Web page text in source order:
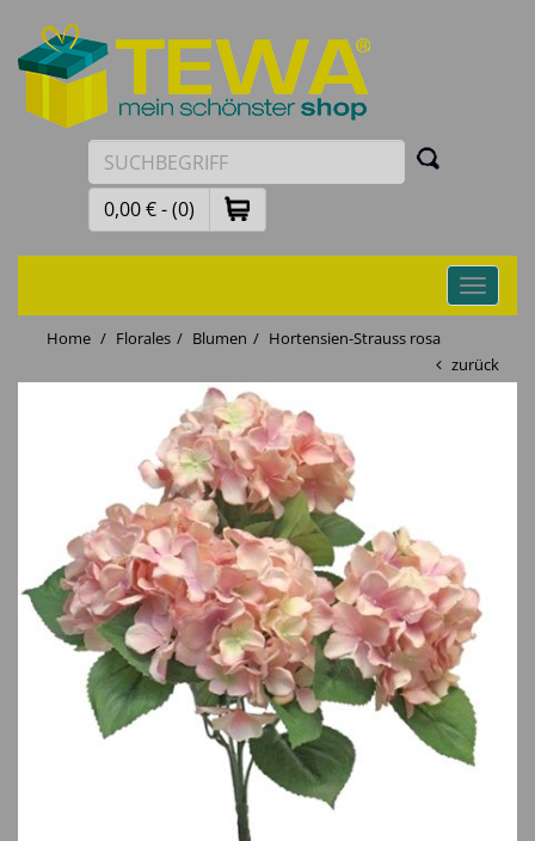
0,00 € - (0)
Toggle
Home
Florales Blumen
Hortensien-Strauss rosa
zurück